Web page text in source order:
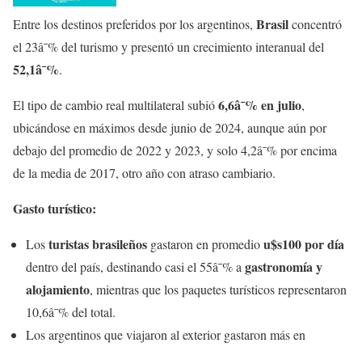
Entre los destinos preferidos por los argentinos, Brasilconcentró
el 23â¯% del turismo y presentó un crecimiento interanual del
52,1â¯%.
El tipo de cambio real multilateral subió6,6â¯% en julio,
ubicándose en máximos desde junio de 2024, aunque aún por
debajo del promedio de 2022 y 2023, y solo 4,2â¯% por encima
de la media de 2017, otro año con atraso cambiario.
Gasto turístico:
Losturistas brasileños gastaron en promediou$s100 por día
dentro del país, destinando casi el 55â¯% agastronomía y
alojamiento, mientras que los paquetes turísticos representaron
10,6â¯% del total.
Los argentinos que viajaron al exterior gastaron más en